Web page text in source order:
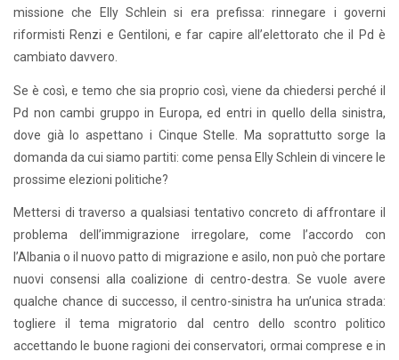
missione che Elly Schlein si era prefissa: rinnegare i governi
riformisti Renzi e Gentiloni, e far capire all’elettorato che il Pd è
cambiato davvero.
Se è così, e temo che sia proprio così, viene da chiedersi perché il
Pd non cambi gruppo in Europa, ed entri in quello della sinistra,
dove già lo aspettano i Cinque Stelle. Ma soprattutto sorge la
domanda da cui siamo partiti: come pensa Elly Schlein di vincere le
prossime elezioni politiche?
Mettersi di traverso a qualsiasi tentativo concreto di affrontare il
problema dell’immigrazione irregolare, come l’accordo con
l’Albania o il nuovo patto di migrazione e asilo, non può che portare
nuovi consensi alla coalizione di centro-destra. Se vuole avere
qualche chance di successo, il centro-sinistra ha un’unica strada:
togliere il tema migratorio dal centro dello scontro politico
accettando le buone ragioni dei conservatori, ormai comprese e in